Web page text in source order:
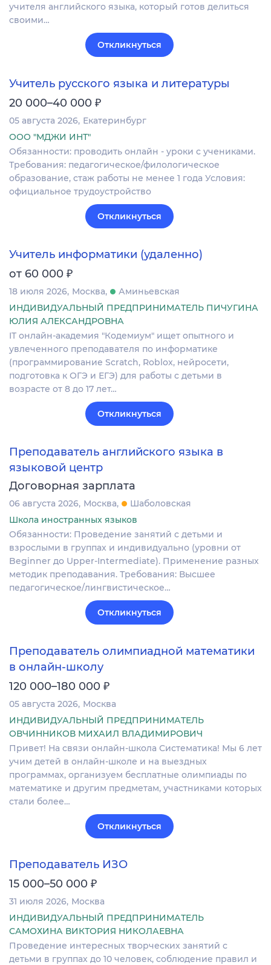
учителя английского языка, который готов делиться
своими…
Откликнуться
Учитель русского языка и литературы
20 000–40 000 ₽
05 августа 2026 Екатеринбург
ООО "МДЖИ ИНТ"
Обязанности: проводить онлайн - уроки с учениками.
Требования: педагогическое/филологическое
образование, стаж работы не менее 1 года Условия:
официальное трудоустройство
Откликнуться
Учитель информатики (удаленно)
от 60 000 ₽
18 июля 2026 Москва
Аминьевская
ИНДИВИДУАЛЬНЫЙ ПРЕДПРИНИМАТЕЛЬ ПИЧУГИНА
ЮЛИЯ АЛЕКСАНДРОВНА
IT онлайн-академия "Кодемиум" ищет опытного и
увлеченного преподавателя по информатике
(программирование Scratch, Roblox, нейросети,
подготовка к ОГЭ и ЕГЭ) для работы с детьми в
возрасте от 8 до 17 лет…
Откликнуться
Преподаватель английского языка в
языковой центр
Договорная зарплата
06 августа 2026 Москва
Шаболовская
Школа иностранных языков
Обязанности: Проведение занятий с детьми и
взрослыми в группах и индивидуально (уровни от
Beginner до Upper-Intermediate). Применение разных
методик преподавания. Требования: Высшее
педагогическое/лингвистическое…
Откликнуться
Преподаватель олимпиадной математики
в онлайн-школу
120 000–180 000 ₽
05 августа 2026 Москва
ИНДИВИДУАЛЬНЫЙ ПРЕДПРИНИМАТЕЛЬ
ОВЧИННИКОВ МИХАИЛ ВЛАДИМИРОВИЧ
Привет! На связи онлайн-школа Систематика! Мы 6 лет
учим детей в онлайн-школе и на выездных
программах, организуем бесплатные олимпиады по
математике и другим предметам, участниками которых
стали более…
Откликнуться
Преподаватель ИЗО
15 000–50 000 ₽
31 июля 2026 Москва
ИНДИВИДУАЛЬНЫЙ ПРЕДПРИНИМАТЕЛЬ
САМОХИНА ВИКТОРИЯ НИКОЛАЕВНА
Проведение интересных творческих занятий с
детьми в группах до 10 человек, соблюдение правил и